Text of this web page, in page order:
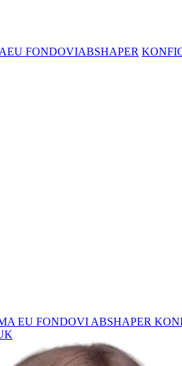
EU FONDOVIABSHAPER
EU FONDOVI ABSHAPER